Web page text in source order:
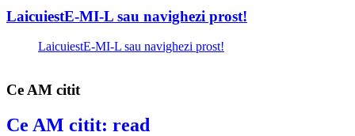
LaicuiestE-MI-L sau navighezi prost!
LaicuiestE-MI-L sau navighezi prost!
Ce AM citit
Ce AM citit: read